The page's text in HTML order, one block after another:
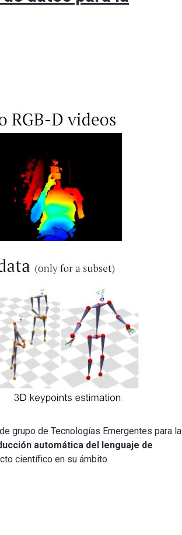
grupo de Tecnologías Emergentes para la
automática del lenguaje de
científico en su ámbito.